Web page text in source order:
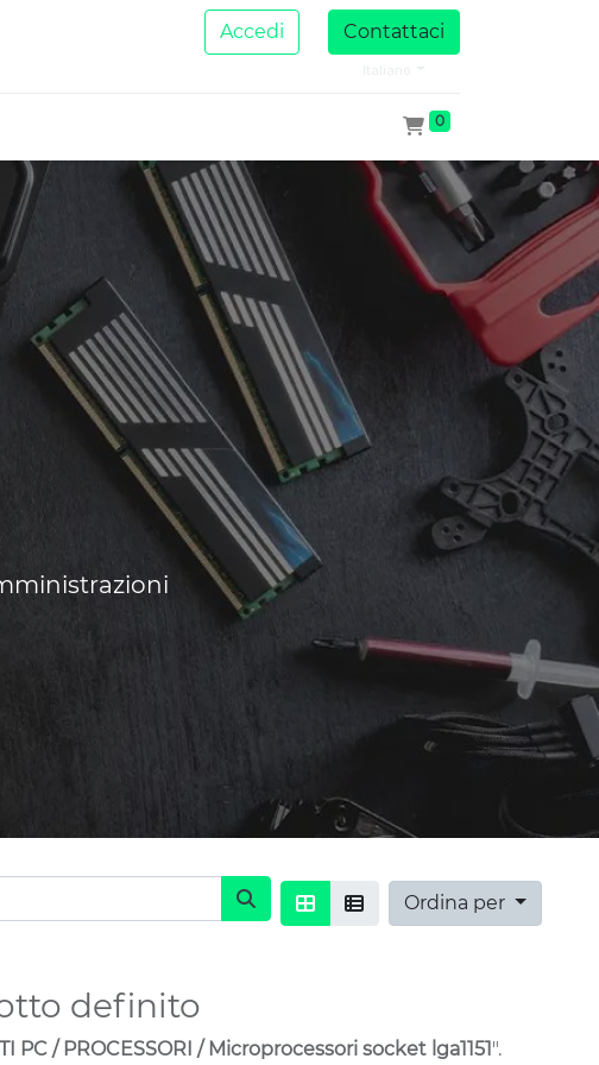
Accedi Contattaci
0
Ordina per
definito
PC / PROCESSORI / Microprocessori socket lga1151".